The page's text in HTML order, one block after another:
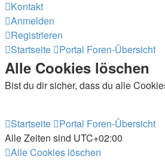
Kontakt
Anmelden
Registrieren
Startseite
Portal Foren-Übersicht
Alle Cookies löschen
Bist du dir sicher, dass du alle
Startseite Portal Foren-Übersicht
Alle Zeiten sind UTC+02:00
Alle Cookies löschen